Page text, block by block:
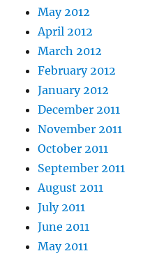
May 2012
April 2012
March 2012
February 2012
January 2012
December 2011
November 2011
October 2011
September 2011
August 2011
July 2011
June 2011
May 2011